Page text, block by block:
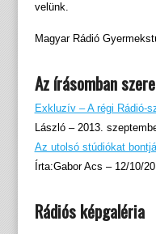
velünk.
Magyar Rádió
Az írásomban
Exkluzív – A régi Rádió-
László – 2013.
Az utolsó stúdiókat
Írta:Gabor Acs – 12/10/
Rádiós képgaléria